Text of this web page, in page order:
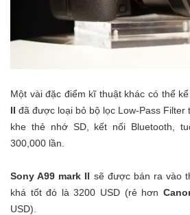
Một vài đặc điểm kĩ thuật khác có thể
II đã được loại bỏ bộ lọc Low-Pass Filter
khe thẻ nhớ SD, kết nối Bluetooth,
300,000 lần.
Sony A99 mark II sẽ được bán ra vào
khá tốt đó là 3200 USD (rẻ hơn
USD).